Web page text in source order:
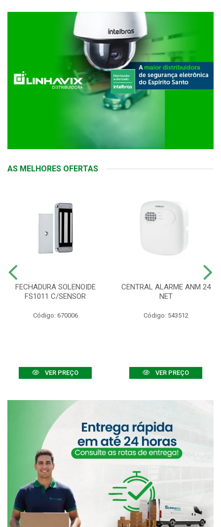
AS MELHORES OFERTAS
FECHADURA SOLENOIDE
FS1011 C/SENSOR
Código: 670006
VER PREÇO
CENTRAL ALARME ANM 24
NET
Código: 543512
VER PREÇO